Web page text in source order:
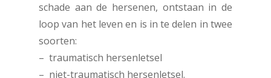
schade aan de hersenen, ontstaan in de
loop van het leven en is in te delen in twee
soorten:
– traumatisch hersenletsel
– niet-traumatisch hersenletsel.